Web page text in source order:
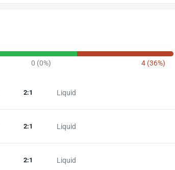
0 (0%) 4 (36%)
Liquid
2:1
Liquid
2:1
Liquid
2:1